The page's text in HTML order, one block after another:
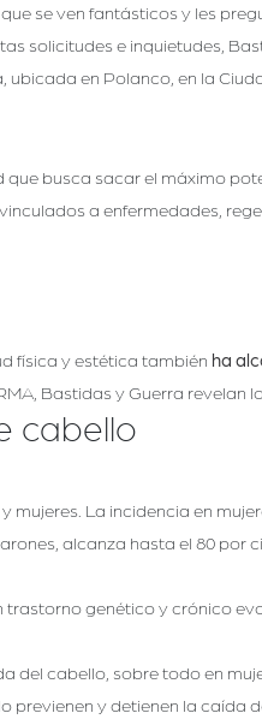
se ven fantásticos y les
solicitudes e inquietudes,
ubicada en Polanco, en la
que busca sacar el máximo
a enfermedades,
física y estética también ha
Bastidas y Guerra
cabello
La incidencia en
alcanza hasta el 80 por
genético y crónico
del cabello, sobre todo en
y detienen la caída